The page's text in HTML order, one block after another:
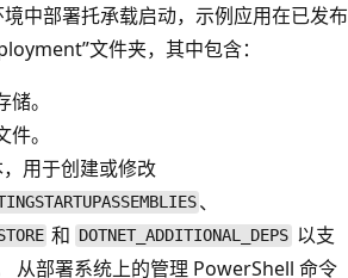
中部署托承载启动，示例应用在已发布
文件夹，其中包含：
。
。
用于创建或修改
、
和 DOTNET_ADDITIONAL_DEPS 以支
从部署系统上的管理 PowerShell 命令